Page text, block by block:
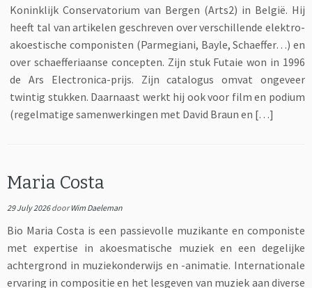
Koninklijk Conservatorium van Bergen (Arts2) in België. Hij
heeft tal van artikelen geschreven over verschillende elektro-
akoestische componisten (Parmegiani, Bayle, Schaeffer…) en
over schaefferiaanse concepten. Zijn stuk Futaie won in 1996
de Ars Electronica-prijs. Zijn catalogus omvat ongeveer
twintig stukken. Daarnaast werkt hij ook voor film en podium
(regelmatige samenwerkingen met David Braun en […]
Maria Costa
29 July 2026 doorWim Daeleman
Bio Maria Costa is een passievolle muzikante en componiste
met expertise in akoesmatische muziek en een degelijke
achtergrond in muziekonderwijs en -animatie. Internationale
ervaring in compositie en het lesgeven van muziek aan diverse